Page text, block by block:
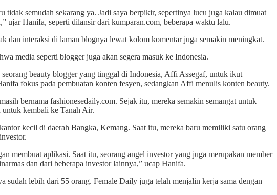
tidak semudah sekarang ya. Jadi saya berpikir, sepertinya lucu juga kalau dimuat
ujar Hanifa, seperti dilansir dari kumparan.com, beberapa waktu lalu.
dan interaksi di laman blognya lewat kolom komentar juga semakin meningkat.
media seperti blogger juga akan segera masuk ke Indonesia.
beauty blogger yang tinggal di Indonesia, Affi Assegaf, untuk ikut
fokus pada pembuatan konten fesyen, sedangkan Affi menulis konten beauty.
bernama fashionesedaily.com. Sejak itu, mereka semakin semangat untuk
kembali ke Tanah Air.
kecil di daerah Bangka, Kemang. Saat itu, mereka baru memiliki satu orang
membuat aplikasi. Saat itu, seorang angel investor yang juga merupakan member
dan dari beberapa investor lainnya,” ucap Hanifa.
sudah lebih dari 55 orang. Female Daily juga telah menjalin kerja sama dengan